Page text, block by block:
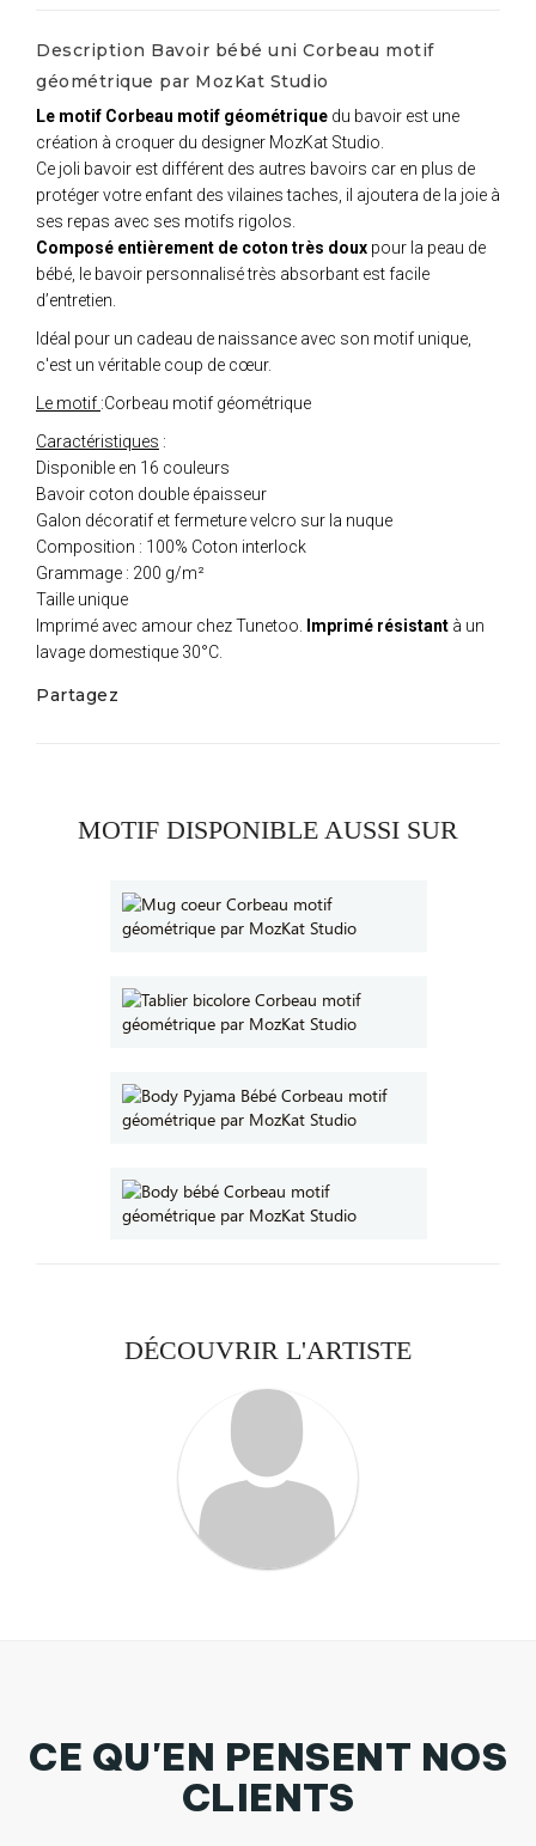
Description Bavoir bébé uni Corbeau motif
géométrique par MozKat Studio
Le motif Corbeau motif géométrique du bavoir est une
création à croquer du designer MozKat Studio.
Ce joli bavoir est différent des autres bavoirs car en plus de
protéger votre enfant des vilaines taches, il ajoutera de la joie à
ses repas avec ses motifs rigolos.
Composé entièrement de coton très doux pour la peau de
bébé, le bavoir personnalisé très absorbant est facile
d’entretien.
Idéal pour un cadeau de naissance avec son motif unique,
c'est un véritable coup de cœur.
Le motif :Corbeau motif géométrique
Caractéristiques :
Disponible en 16 couleurs
Bavoir coton double épaisseur
Galon décoratif et fermeture velcro sur la nuque
Composition : 100% Coton interlock
Grammage : 200 g/m²
Taille unique
Imprimé avec amour chez Tunetoo.
Imprimé résistant à un
lavage domestique 30°C.
Partagez
MOTIF DISPONIBLE AUSSI SUR
DÉCOUVRIR L'ARTISTE
CE QU'EN PENSENT NOS
CLIENTS